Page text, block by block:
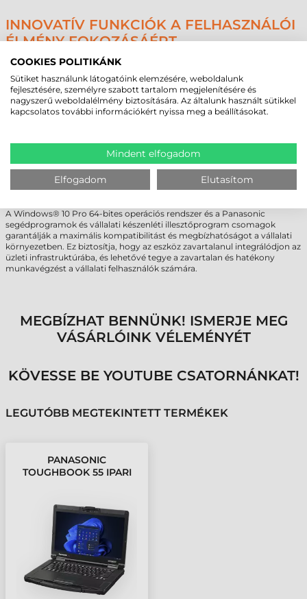
INNOVATÍV FUNKCIÓK A FELHASZNÁLÓI
ÉLMÉNY FOKOZÁSÁÉRT
A Panasonic Toughbook 55 ipari laptop nem csupán egy
megoldás, amely számos innovatív funkciót kínál, hogy maximalizálja a
felhasználói élményt és növelje a hatékonyságot. Az eszköz rendelkezik
egy infravörös webkamerával és speciális mikrofonokkal, amelyek
lehetővé teszik a biztonságos azonosítást és a pontos hangfelvételt.
Az elsők között alkalmazott FirstNet Ready™ EM7511 Band 14 mobil
szélessávú technológia lehetővé teszi a zökkenőmentes kapcsolódást
kritikus helyzetekben, amelyekben az internetkapcsolat
elengedhetetlen. Ez biztosítja, hogy a felhasználók mindig kapcsolatban
maradjanak a külvilággal, és gyorsan és hatékonyan reagálhassanak az
A Windows® 10 Pro 64-bites operációs rendszer és a Panasonic
segédprogramok és vállalati készenléti illesztőprogram csomagok
garantálják a maximális kompatibilitást és megbízhatóságot a vállalati
környezetben. Ez biztosítja, hogy az eszköz zavartalanul integrálódjon az
üzleti infrastruktúrába, és lehetővé tegye a zavartalan és hatékony
munkavégzést a vállalati felhasználók számára.
MEGBÍZHAT BENNÜNK! ISMERJE MEG
VÁSÁRLÓINK VÉLEMÉNYÉT
KÖVESSE BE YOUTUBE CSATORNÁNKAT!
LEGUTÓBB MEGTEKINTETT TERMÉKEK
PANASONIC
TOUGHBOOK 55 IPARI
COOKIES POLITIKÁNK
Sütiket használunk látogatóink elemzésére, weboldalunk
fejlesztésére, személyre szabott tartalom megjelenítésére és
nagyszerű weboldalélmény biztosítására. Az általunk használt sütikkel
kapcsolatos további információkért nyissa meg a beállításokat.
Mindent elfogadom
Elfogadom Elutasítom